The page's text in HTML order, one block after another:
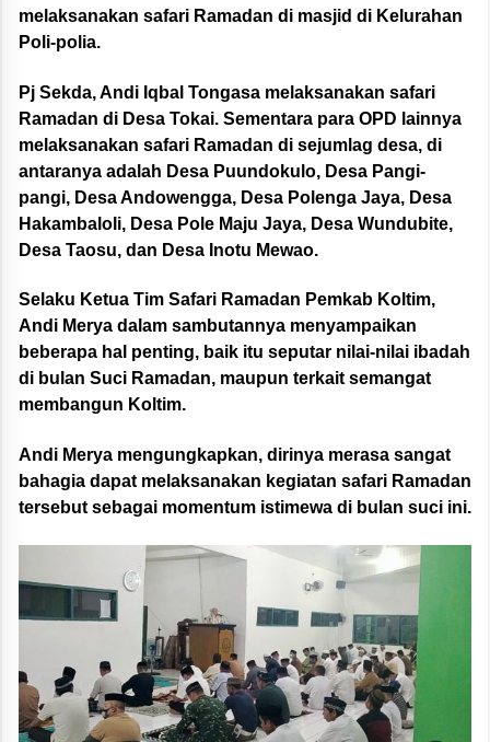
melaksanakan safari Ramadan di masjid di Kelurahan
Poli-polia.
Pj Sekda, Andi Iqbal Tongasa melaksanakan safari
Ramadan di Desa Tokai. Sementara para OPD lainnya
melaksanakan safari Ramadan di sejumlag desa, di
antaranya adalah Desa Puundokulo, Desa Pangi-
pangi, Desa Andowengga, Desa Polenga Jaya, Desa
Hakambaloli, Desa Pole Maju Jaya, Desa Wundubite,
Desa Taosu, dan Desa Inotu Mewao.
Selaku Ketua Tim Safari Ramadan Pemkab Koltim,
Andi Merya dalam sambutannya menyampaikan
beberapa hal penting, baik itu seputar nilai-nilai ibadah
di bulan Suci Ramadan, maupun terkait semangat
membangun Koltim.
Andi Merya mengungkapkan, dirinya merasa sangat
bahagia dapat melaksanakan kegiatan safari Ramadan
tersebut sebagai momentum istimewa di bulan suci ini.